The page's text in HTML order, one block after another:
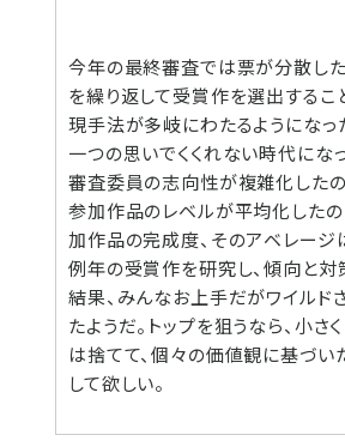
今年の最終審査では票が分散し
を繰り返して受賞作を選出するこ
現手法が多岐にわたるようになっ
一つの思いでくくれない時代にな
審査委員の志向性が複雑化したの
参加作品のレベルが平均化したの
加作品の完成度、そのアベレージ
例年の受賞作を研究し、傾向と対
結果、みんなお上手だがワイルド
たようだ。トップを狙うなら、小さ
は捨てて、個々の価値観に基づい
して欲しい。